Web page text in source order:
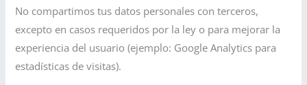
No compartimos tus datos personales con terceros,
excepto en casos requeridos por la ley o para mejorar la
experiencia del usuario (ejemplo: Google Analytics para
estadísticas de visitas).